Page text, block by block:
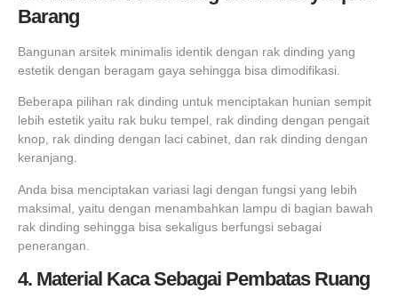
Barang
Bangunan arsitek minimalis identik dengan rak dinding yang
estetik dengan beragam gaya sehingga bisa dimodifikasi.
Beberapa pilihan rak dinding untuk menciptakan hunian sempit
lebih estetik yaitu rak buku tempel, rak dinding dengan pengait
knop, rak dinding dengan laci cabinet, dan rak dinding dengan
keranjang.
Anda bisa menciptakan variasi lagi dengan fungsi yang lebih
maksimal, yaitu dengan menambahkan lampu di bagian bawah
rak dinding sehingga bisa sekaligus berfungsi sebagai
penerangan.
4. Material Kaca Sebagai Pembatas Ruang